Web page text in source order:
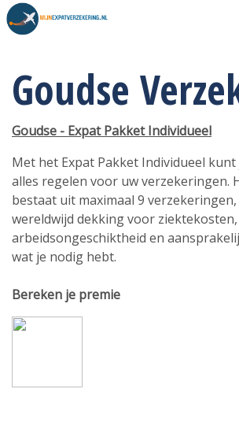
Goudse
Goudse - Expat Pakket Individueel
Met het Expat Pakket Individueel
alles regelen voor uw verzekeringen.
bestaat uit maximaal 9
wereldwijd dekking voor ziektekosten,
arbeidsongeschiktheid en
wat je nodig hebt.
Bereken je premie